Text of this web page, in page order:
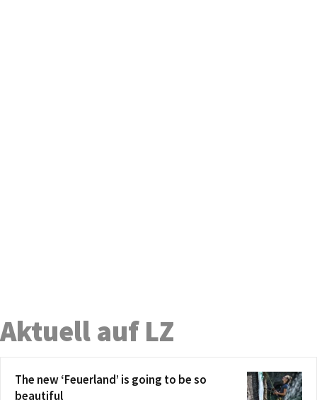
Aktuell auf LZ
The new ‘Feuerland’ is going to be so
beautiful